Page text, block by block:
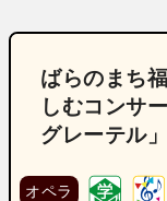
ばらのまち
しむコンサ
グレーテル」
オペラ